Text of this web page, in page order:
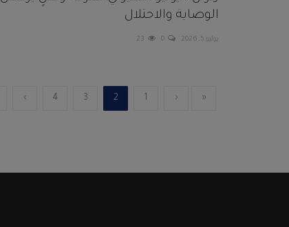
الوصاية والاحتلال
يوليو 5, 2026 0
23
«
‹
1
2
3
4
›